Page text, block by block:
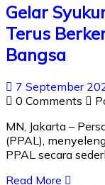
Gelar
Terus
Bangsa
7 September
0 Comments
MN, Jakarta –
(PPAL),
PPAL secara
Read More